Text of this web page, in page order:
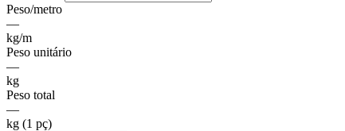
Peso/metro
—
kg/m
Peso unitário
—
kg
Peso total
—
kg (1 pç)